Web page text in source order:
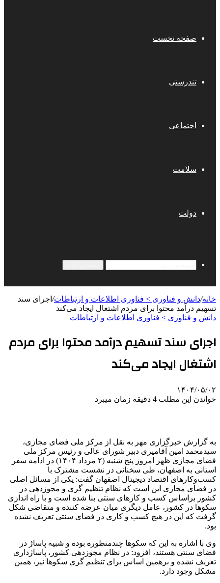
صفحه نخست
تندرستی
اجتماعی
سلامت
دولت
خانه/دانش و فناوری > فناوری اطلاعات و ارتباطات/ اجرای سند
تسهیم درآمد محتوا برای مردم اشتغال ایجاد می‌کند
دانش و فناوری > فناوری اطلاعات و ارتباطات
اجرای سند تسهیم درآمد محتوا برای مردم
اشتغال ایجاد می‌کند
۱۴۰۴/۰۵/۰۲
خواندن این مطلب 4 دقیقه زمان میبرد
به گزارش خبرگزاری مهر به نقل از مرکز ملی فضای مجازی،
سیدمحمد امین آقامیری دبیر شورای عالی و رئیس مرکز ملی
فضای مجازی ظهر امروز پنج شنبه (۲ مرداد ۱۴۰۴) در ادامه سفر
استانی به اصفهان، طی سخنانی در نشست مشترک با
کسب‌وکارهای اقتصاد دیجیتال اصفهان گفت: یکی از مسائل اصلی
در فضای مجازی این است که نظام تنظیم گری و مجوزدهی در
کشور براساس کسب و کارهای سنتی بنا شده است و با راه اندازی
سکوها در کشور، عامل دیگری میان عرضه کننده و متقاضی شکل
گرفت که این در هیچ کسب و کاری در فضای سنتی تعریف نشده
بود.
وی با اشاره به این که سکوها چندمنظوره بوده و شبیه پاساژ در
فضای سنتی هستند، افزود: در نظام مجوزدهی کشور، پاساژداری
تعریف نشده و برهمین اساس برای تنظیم گری سکوها نیز، همین
مشکل وجود دارد.